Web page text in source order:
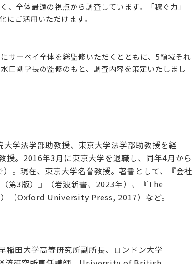
全体最適の視点から調査しています。「稼ぐ力」
にご活用いただけます。
サーベイ全体を総監修いただくとともに、5領域それ
口剛学長の監修のもと、調査内容を策定いたしまし
学法学部助教授、東京大学法学部助教授を経
授。2016年3月に東京大学を退職し、同年4月から
。現在、東京大学名誉教授。著書として、『会社
第3版）』（岩波新書、2023年）、『The
（Oxford University Press, 2017）など。
稲田大学高等研究所副所長、ロンドン大学